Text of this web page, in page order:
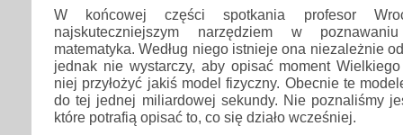
W końcowej części spotkania profesor
najskuteczniejszym narzędziem w
matematyka. Według niego istnieje ona niezależnie
jednak nie wystarczy, aby opisać moment
niej przyłożyć jakiś model fizyczny. Obecnie te
do tej jednej miliardowej sekundy. Nie poznaliśmy
które potrafią opisać to, co się działo wcześniej.